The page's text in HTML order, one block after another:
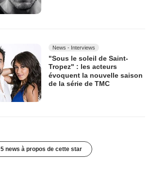
News - Interviews
"Sous le soleil de Saint-
Tropez" : les acteurs
évoquent la nouvelle saison
de la série de TMC
5 news à propos de cette star